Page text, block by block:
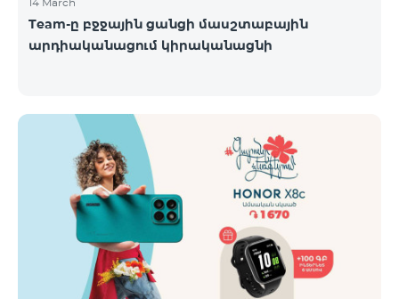
Team-ը բջջային ցանցի մասշտաբային
արդիականացում կիրականացնի